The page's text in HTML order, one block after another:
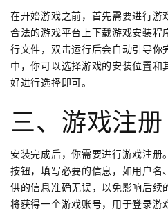
在开始游戏之前，首先需要进行游
合法的游戏平台上下载游戏安装程
行文件，双击运行后会自动引导你
中，你可以选择游戏的安装位置和
好进行选择即可。
三、游戏注册
安装完成后，你需要进行游戏注册
按钮，填写必要的信息，如用户名
供的信息准确无误，以免影响后续
将获得一个游戏账号，用于登录游